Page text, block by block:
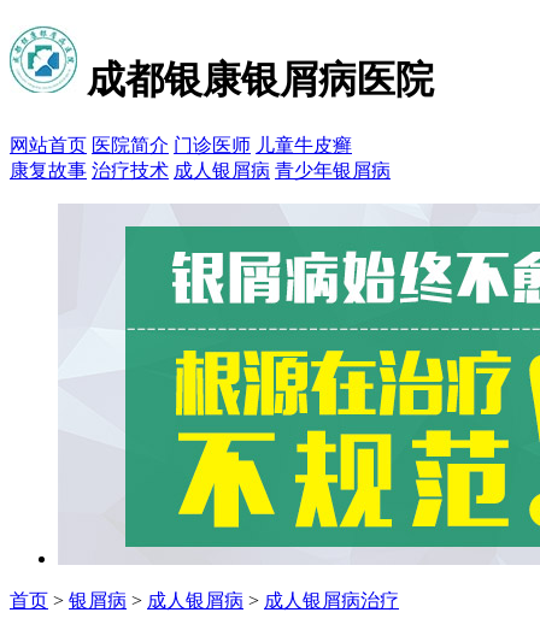
成都银康银屑病医院
网站首页 医院简介 门诊医师 儿童牛皮癣
康复故事 治疗技术 成人银屑病 青少年银屑病
首页 > 银屑病 > 成人银屑病 > 成人银屑病治疗